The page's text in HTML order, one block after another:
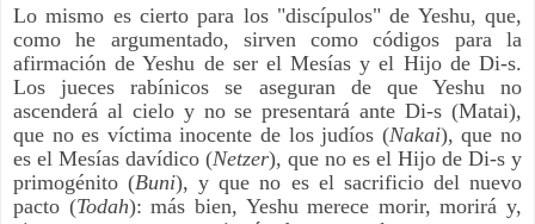
Lo mismo es cierto para los "discípulos" de Yeshu, que,
como he argumentado, sirven como códigos para la
afirmación de Yeshu de ser el Mesías y el Hijo de Di-s.
Los jueces rabínicos se aseguran de que Yeshu no
ascenderá al cielo y no se presentará ante Di-s (Matai),
que no es víctima inocente de los judíos (Nakai), que no
es el Mesías davídico (Netzer), que no es el Hijo de Di-s y
primogénito (Buni), y que no es el sacrificio del nuevo
pacto (Todah): más bien, Yeshu merece morir, morirá y,